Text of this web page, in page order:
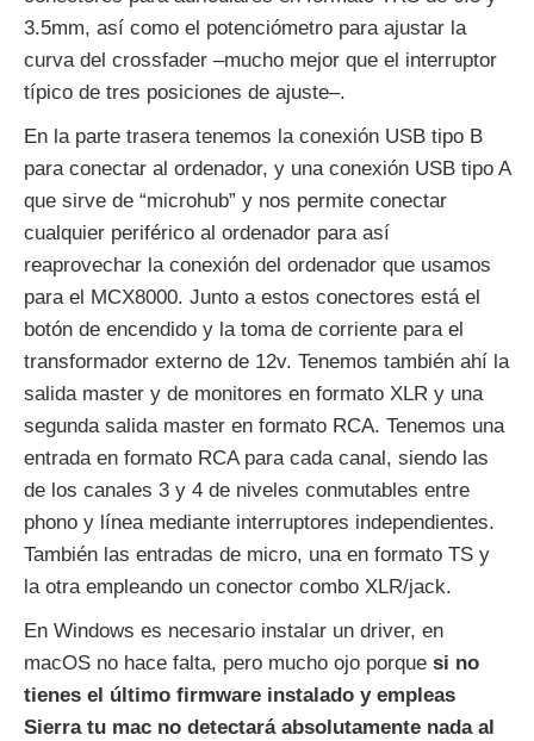
3.5mm, así como el potenciómetro para ajustar la
curva del crossfader –mucho mejor que el interruptor
típico de tres posiciones de ajuste–.
En la parte trasera tenemos la conexión USB tipo B
para conectar al ordenador, y una conexión USB tipo A
que sirve de “microhub” y nos permite conectar
cualquier periférico al ordenador para así
reaprovechar la conexión del ordenador que usamos
para el MCX8000. Junto a estos conectores está el
botón de encendido y la toma de corriente para el
transformador externo de 12v. Tenemos también ahí la
salida master y de monitores en formato XLR y una
segunda salida master en formato RCA. Tenemos una
entrada en formato RCA para cada canal, siendo las
de los canales 3 y 4 de niveles conmutables entre
phono y línea mediante interruptores independientes.
También las entradas de micro, una en formato TS y
la otra empleando un conector combo XLR/jack.
En Windows es necesario instalar un driver, en
macOS no hace falta, pero mucho ojo porque si no
tienes el último firmware instalado y empleas
Sierra tu mac no detectará absolutamente nada al